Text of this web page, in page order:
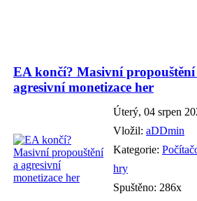
EA končí? Masivní propouštění
agresivní monetizace her
Úterý, 04 srpen
Vložil: aDDmin
Kategorie:
hry
Spuštěno: 286x